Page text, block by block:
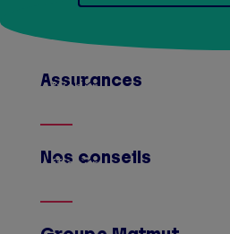
Assurances
Afficher
Nos conseils
Afficher